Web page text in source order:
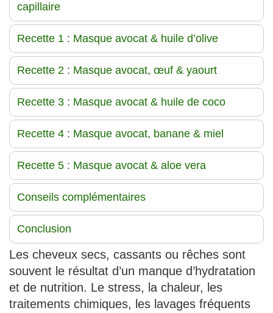
capillaire
Recette 1 : Masque avocat & huile d’olive
Recette 2 : Masque avocat, œuf & yaourt
Recette 3 : Masque avocat & huile de coco
Recette 4 : Masque avocat, banane & miel
Recette 5 : Masque avocat & aloe vera
Conseils complémentaires
Conclusion
Les cheveux secs, cassants ou rêches sont
souvent le résultat d’un manque d’hydratation
et de nutrition. Le stress, la chaleur, les
traitements chimiques, les lavages fréquents